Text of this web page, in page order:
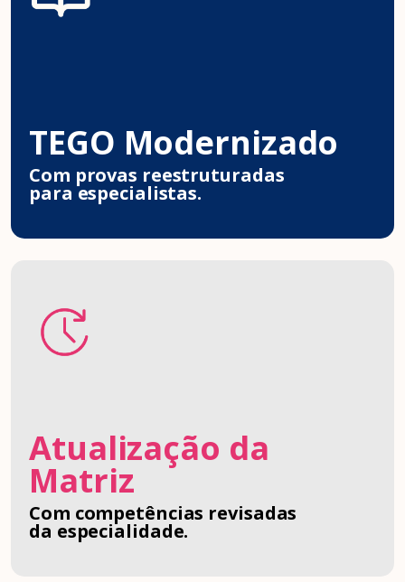
TEGO Modernizado
Com provas reestruturadas
para especialistas.
Atualização da
Matriz
Com competências revisadas
da especialidade.